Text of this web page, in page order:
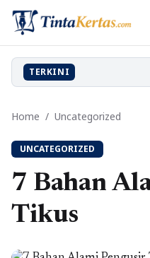
TERKINI
Home / Uncategorized
UNCATEGORIZED
7 Bahan
Tikus